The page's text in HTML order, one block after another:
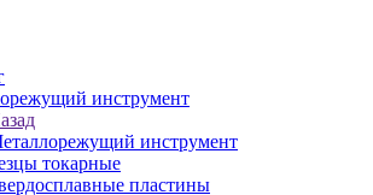
инструмент
инструмент
токарные
пластины